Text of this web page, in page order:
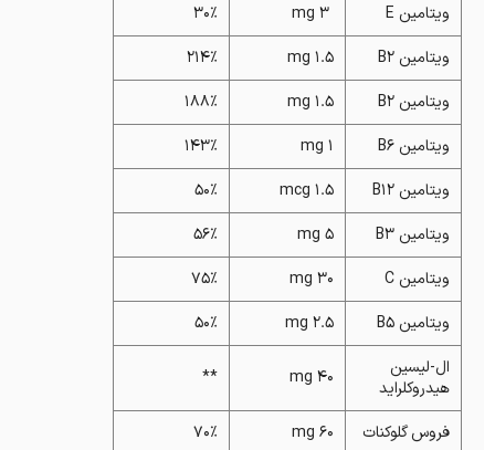
ویتامین E
30%
ویتامین B2
1.5 mg
214%
ویتامین B2
1.5 mg
188%
ویتامین B6
1 mg
143%
ویتامین B12
1.5 mcg
50%
ویتامین B3
5 mg
56%
ویتامین C
30 mg
75%
ویتامین B5
2.5 mg
50%
ال-لیسین
هیدروکلراید
40 mg
**
فروس گلوکنات 60 mg
70%